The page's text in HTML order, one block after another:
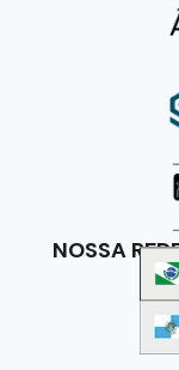
NOSSA